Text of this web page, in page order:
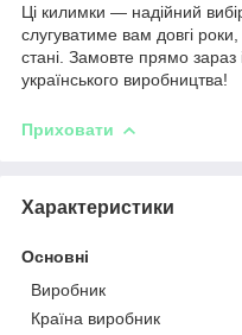
Ці килимки — надійний
слугуватиме вам довгі
стані. Замовте прямо зараз
українського виробництва!
Приховати
Характеристики
Основні
Виробник
Країна виробник